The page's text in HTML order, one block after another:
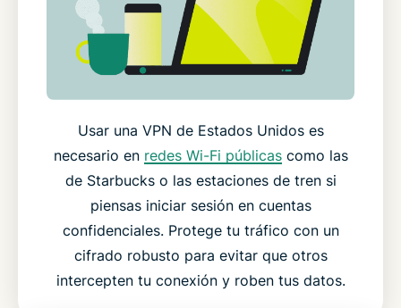
Usar una VPN de Estados Unidos es
necesario en redes Wi-Fi públicascomo las
de Starbucks o las estaciones de tren si
piensas iniciar sesión en cuentas
confidenciales. Protege tu tráfico con un
cifrado robusto para evitar que otros
intercepten tu conexión y roben tus datos.